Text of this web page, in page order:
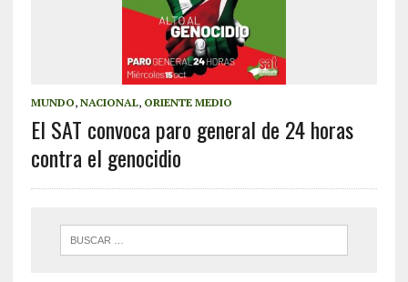
MUNDO, NACIONAL, ORIENTE MEDIO
El SAT convoca paro general de 24 horas
contra el genocidio